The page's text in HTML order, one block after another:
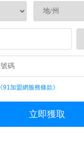
《91加盟網服務條款》
立即獲取